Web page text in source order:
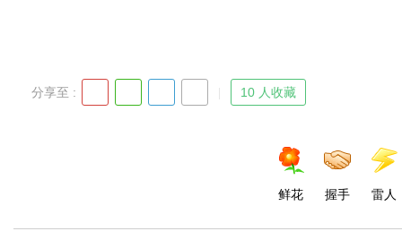
分享至 : 10 人收藏
鲜花 握手 雷人